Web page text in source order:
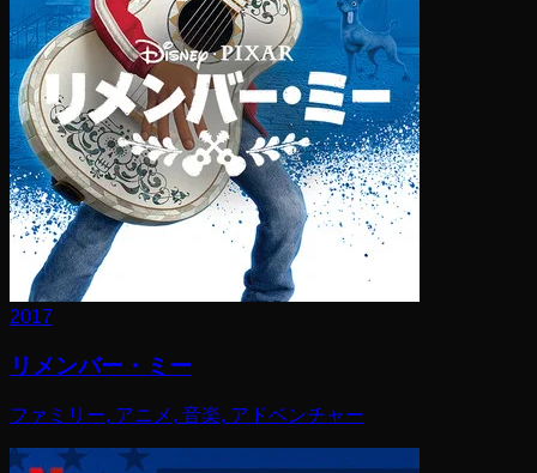
2017
リメンバー・ミー
ファミリー, アニメ, 音楽, アドベンチャー